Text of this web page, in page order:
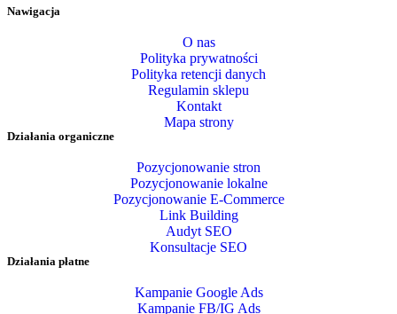
Nawigacja
O nas
Polityka prywatności
Polityka retencji danych
Regulamin sklepu
Kontakt
Mapa strony
Działania organiczne
Pozycjonowanie stron
Pozycjonowanie lokalne
Pozycjonowanie E-Commerce
Link Building
Audyt SEO
Konsultacje SEO
Działania płatne
Kampanie Google Ads
Kampanie FB/IG Ads